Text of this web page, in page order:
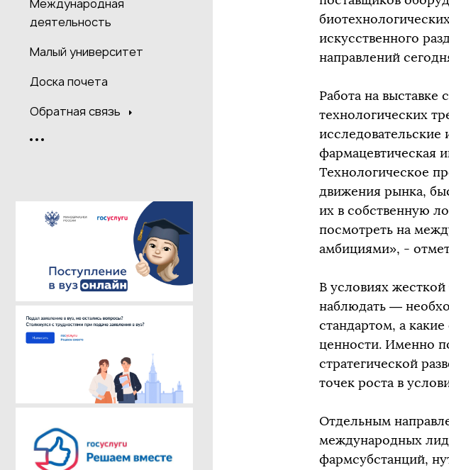
Международная
деятельность
Малый университет
Доска почета
Обратная связь
искусственного
направлений
Работа на выставке
технологических
исследовательские
фармацевтическая
Технологическое
движения рынка,
их в собственную
посмотреть на
амбициями», -
В условиях
наблюдать —
стандартом, а
ценности. Именно
стратегической
точек роста в
Отдельным
международных
фармсубстанций,